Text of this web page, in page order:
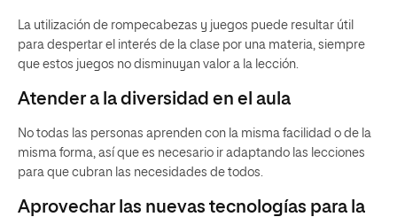
La utilización de rompecabezas y juegos puede resultar útil
para despertar el interés de la clase por una materia, siempre
que estos juegos no disminuyan valor a la lección.
Atender a la diversidad en el aula
No todas las personas aprenden con la misma facilidad o de la
misma forma, así que es necesario ir adaptando las lecciones
para que cubran las necesidades de todos.
Aprovechar las nuevas tecnologías para la